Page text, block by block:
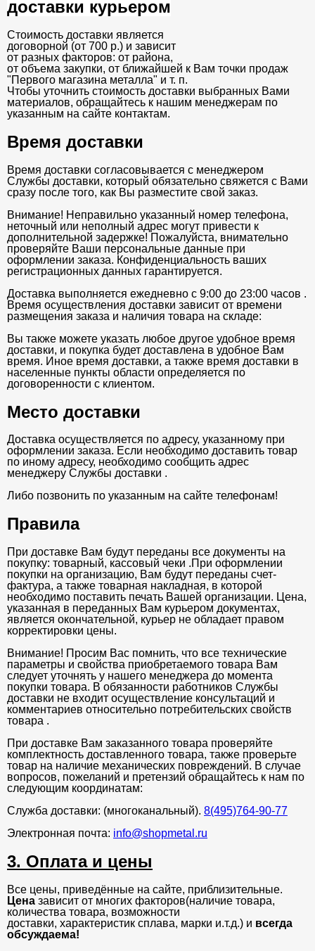
доставки курьером
Стоимость доставки является
договорной (от 700 р.) и зависит
от разных факторов: от района,
от объема закупки, от ближайшей к Вам точки продаж
"Первого магазина металла" и т. п.
Чтобы уточнить стоимость доставки выбранных Вами
материалов, обращайтесь к нашим менеджерам по
указанным на сайте контактам.
Время доставки
Время доставки согласовывается с менеджером
Службы доставки, который обязательно свяжется с Вами
сразу после того, как Вы разместите свой заказ.
Внимание! Неправильно указанный номер телефона,
неточный или неполный адрес могут привести к
дополнительной задержке! Пожалуйста, внимательно
проверяйте Ваши персональные данные при
оформлении заказа. Конфиденциальность ваших
регистрационных данных гарантируется.
Доставка выполняется ежедневно с 9:00 до 23:00 часов .
Время осуществления доставки зависит от времени
размещения заказа и наличия товара на складе:
Вы также можете указать любое другое удобное время
доставки, и покупка будет доставлена в удобное Вам
время. Иное время доставки, а также время доставки в
населенные пункты области определяется по
договоренности с клиентом.
Место доставки
Доставка осуществляется по адресу, указанному при
оформлении заказа. Если необходимо доставить товар
по иному адресу, необходимо сообщить адрес
менеджеру Службы доставки .
Либо позвонить по указанным на сайте телефонам!
Правила
При доставке Вам будут переданы все документы на
покупку: товарный, кассовый чеки .При оформлении
покупки на организацию, Вам будут переданы счет-
фактура, а также товарная накладная, в которой
необходимо поставить печать Вашей организации. Цена,
указанная в переданных Вам курьером документах,
является окончательной, курьер не обладает правом
корректировки цены.
Внимание! Просим Вас помнить, что все технические
параметры и свойства приобретаемого товара Вам
следует уточнять у нашего менеджера до момента
покупки товара. В обязанности работников Службы
доставки не входит осуществление консультаций и
комментариев относительно потребительских свойств
товара .
При доставке Вам заказанного товара проверяйте
комплектность доставленного товара, также проверьте
товар на наличие механических повреждений. В случае
вопросов, пожеланий и претензий обращайтесь к нам по
следующим координатам:
Служба доставки: (многоканальный). 8(495)764-90-77
Электронная почта: info@shopmetal.ru
3. Оплата и цены
Все цены, приведённые на сайте, приблизительные.
Цена зависит от многих факторов(наличие товара,
количества товара, возможности
доставки, характеристик сплава, марки и.т.д.) и всегда
обсуждаема!